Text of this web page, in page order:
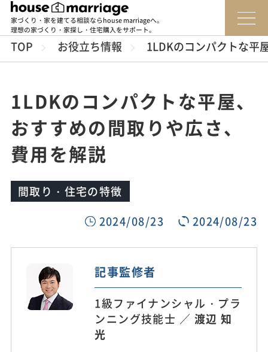
家づくり・家を建てる相談ならhouse marriageへ。
理想の家づくり・家探し・住宅購入をサポート。
TOP お役立ち情報 1LDKのコンパクトな平
1LDKのコンパクトな平屋、
おすすめの間取りや広さ、
費用を解説
間取り・住宅の特徴
2024/08/23
2024/08/23
記事監修者
1級ファイナンシャル・プラ
ンニング技能士 ／ 渡辺 知
光